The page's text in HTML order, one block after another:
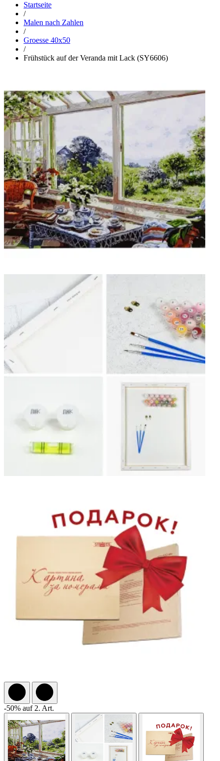
Startseite
/
Malen nach Zahlen
/
Groesse 40x50
/
Frühstück auf der Veranda mit Lack (SY6606)
-50% auf 2. Art.